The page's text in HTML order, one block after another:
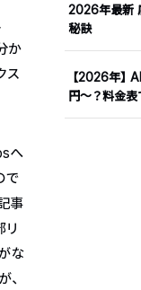
か
ス
へ
で
事
リ
な
、
2026年最新
秘訣
【2026年】
円〜？料金表